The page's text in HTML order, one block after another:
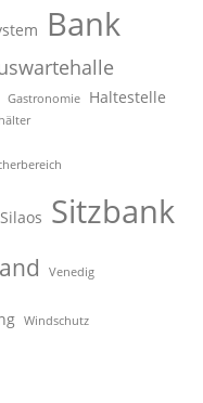
Bank
Gastronomie Haltestelle
Silaos Sitzbank
Venedig
Windschutz